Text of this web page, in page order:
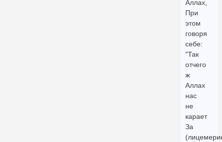
Аллах,
При
этом
говоря
себе:
"Так
отчего
ж
Аллах
нас
не
карает
За